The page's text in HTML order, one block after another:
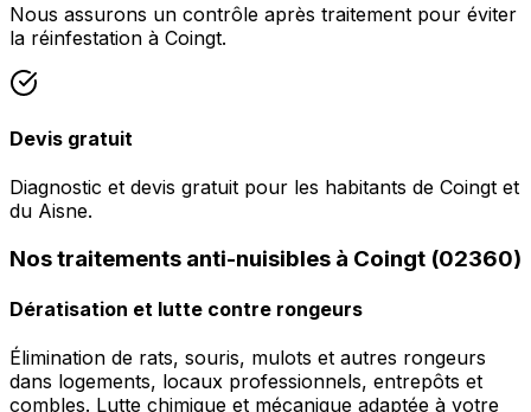
Nous assurons un contrôle après traitement pour éviter
la réinfestation à Coingt.
Devis gratuit
Diagnostic et devis gratuit pour les habitants de Coingt et
du Aisne.
Nos traitements anti-nuisibles à Coingt (02360)
Dératisation et lutte contre rongeurs
Élimination de rats, souris, mulots et autres rongeurs
dans logements, locaux professionnels, entrepôts et
combles. Lutte chimique et mécanique adaptée à votre